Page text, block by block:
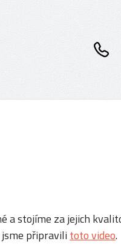
a stojíme za jejich
připravilitoto video.